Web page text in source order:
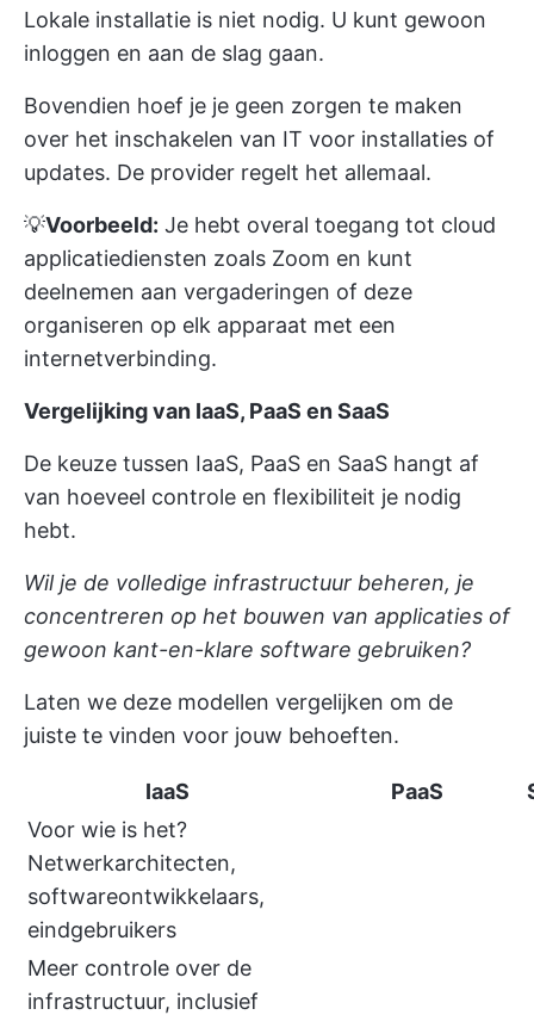
Lokale installatie is niet nodig. U kunt gewoon
inloggen en aan de slag gaan.
Bovendien hoef je je geen zorgen te maken
over het inschakelen van IT voor installaties of
updates. De provider regelt het allemaal.
💡Voorbeeld: Je hebt overal toegang tot cloud
applicatiediensten zoals Zoom en kunt
deelnemen aan vergaderingen of deze
organiseren op elk apparaat met een
internetverbinding.
Vergelijking van IaaS, PaaS en SaaS
De keuze tussen IaaS, PaaS en SaaS hangt af
van hoeveel controle en flexibiliteit je nodig
hebt.
Wil je de volledige infrastructuur beheren, je
concentreren op het bouwen van applicaties of
gewoon kant-en-klare software gebruiken?
Laten we deze modellen vergelijken om de
juiste te vinden voor jouw behoeften.
IaaS PaaS
Voor wie is het?
Netwerkarchitecten,
softwareontwikkelaars,
eindgebruikers
Meer controle over de
infrastructuur, inclusief